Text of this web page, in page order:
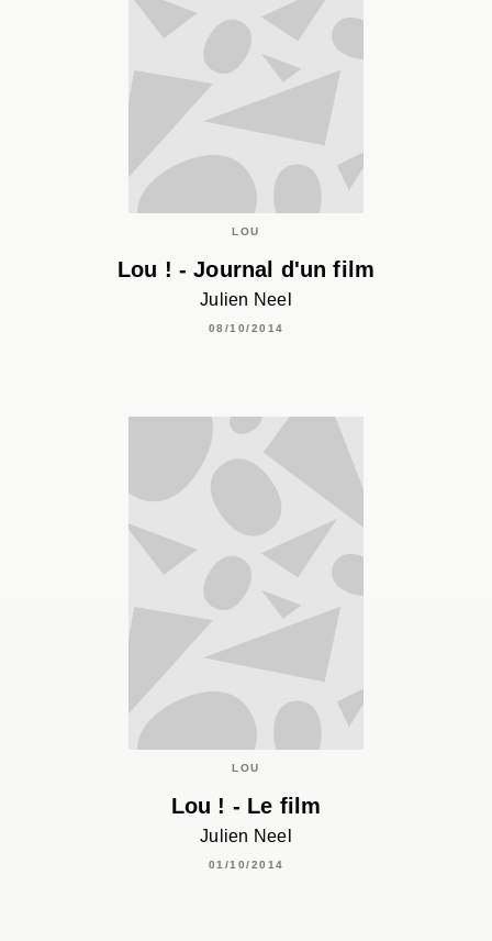
LOU
Lou ! - Journal d'un film
Julien Neel
08/10/2014
LOU
Lou ! - Le film
Julien Neel
01/10/2014